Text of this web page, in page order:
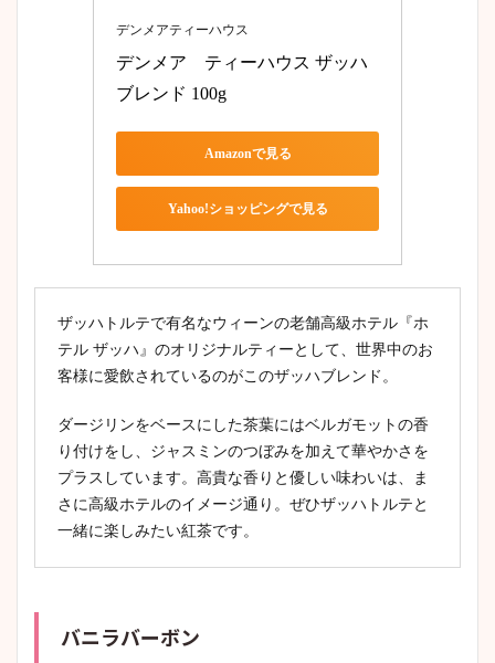
デンメアティーハウス
デンメア　ティーハウス ザッハ
ブレンド 100g
Amazonで見る
Yahoo!ショッピングで見る
ザッハトルテで有名なウィーンの老舗高級ホテル『ホ
テル ザッハ』のオリジナルティーとして、世界中のお
客様に愛飲されているのがこのザッハブレンド。
ダージリンをベースにした茶葉にはベルガモットの香
り付けをし、ジャスミンのつぼみを加えて華やかさを
プラスしています。高貴な香りと優しい味わいは、ま
さに高級ホテルのイメージ通り。ぜひザッハトルテと
一緒に楽しみたい紅茶です。
バニラバーボン